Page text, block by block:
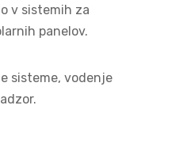
v sistemih za
panelov.
sisteme, vodenje